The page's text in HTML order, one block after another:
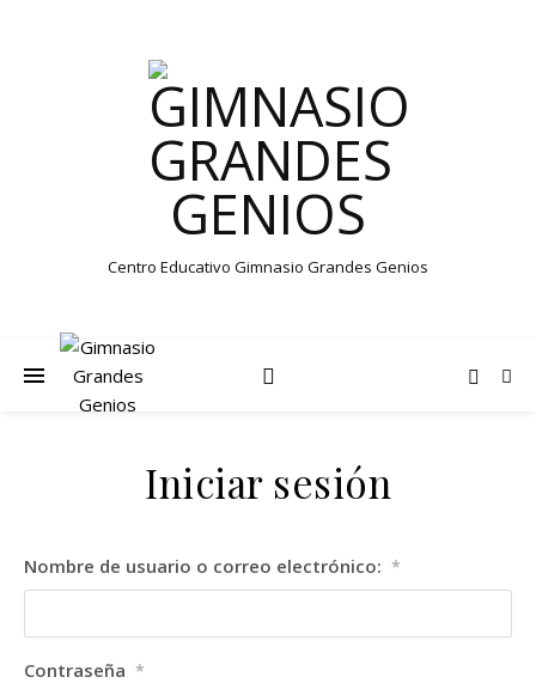
Centro Educativo Gimnasio Grandes Genios
Iniciar sesión
Nombre de usuario o correo electrónico: *
Contraseña *